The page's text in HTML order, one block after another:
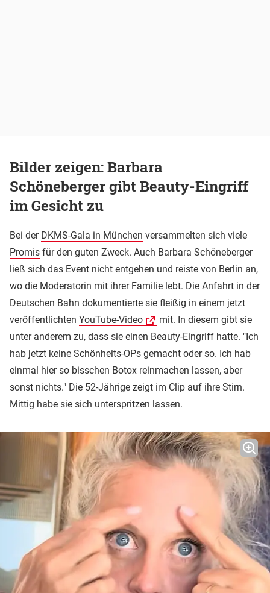
Bilder zeigen: Barbara
Schöneberger gibt Beauty-Eingriff
im Gesicht zu
Bei der DKMS-Gala in München versammelten sich viele
Promis für den guten Zweck. Auch Barbara Schöneberger
ließ sich das Event nicht entgehen und reiste von Berlin an,
wo die Moderatorin mit ihrer Familie lebt. Die Anfahrt in der
Deutschen Bahn dokumentierte sie fleißig in einem jetzt
veröffentlichten YouTube-Video
mit. In diesem gibt sie
unter anderem zu, dass sie einen Beauty-Eingriff hatte. "Ich
hab jetzt keine Schönheits-OPs gemacht oder so. Ich hab
einmal hier so bisschen Botox reinmachen lassen, aber
sonst nichts." Die 52-Jährige zeigt im Clip auf ihre Stirn.
Mittig habe sie sich unterspritzen lassen.